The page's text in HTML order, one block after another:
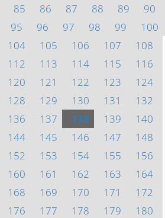
85 86 87 88 89
90
95 96 97 98 99
100
104 105 106 107
108
112 113 114 115
116
120 121 122 123
124
128 129 130 131
132
136 137 138 139
140
144 145 146 147
148
152 153 154 155
156
160 161 162 163
164
168 169 170 171
172
176 177 178 179
180